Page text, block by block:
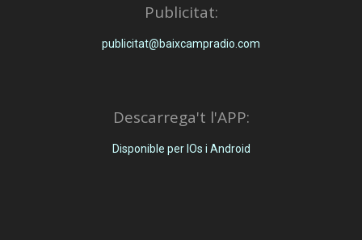
Publicitat:
publicitat@baixcampradio.com
Descarrega't l'APP:
Disponible per IOs i Android